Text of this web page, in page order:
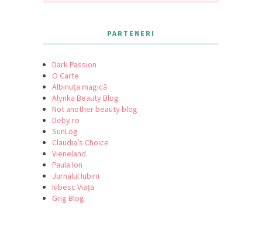
PARTENERI
Dark Passion
O Carte
Albinuța magică
Alynka Beauty Blog
Not another beauty blog
Deby.ro
SunLog
Claudia’s Choice
Vieneland
Paula Ion
Jurnalul Iubirii
Iubesc Viața
Grig Blog